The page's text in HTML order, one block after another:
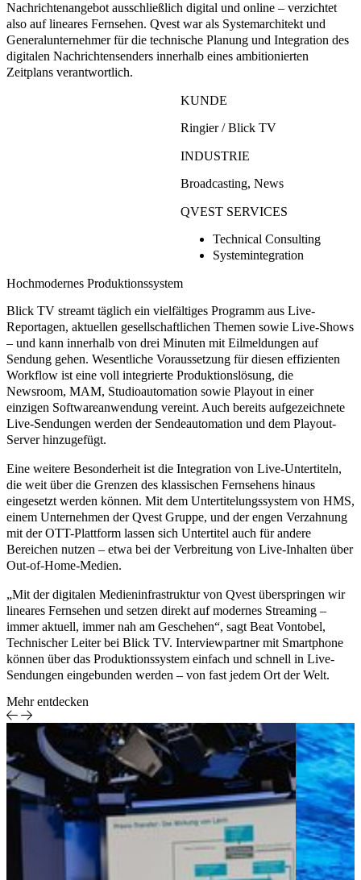
Nachrichtenangebot ausschließlich digital und online – verzichtet
also auf lineares Fernsehen. Qvest war als Systemarchitekt und
Generalunternehmer für die technische Planung und Integration des
digitalen Nachrichtensenders innerhalb eines ambitionierten
Zeitplans verantwortlich.
KUNDE
Ringier / Blick TV
INDUSTRIE
Broadcasting, News
QVEST SERVICES
Technical Consulting
Systemintegration
Hochmodernes Produktionssystem
Blick TV streamt täglich ein vielfältiges Programm aus Live-
Reportagen, aktuellen gesellschaftlichen Themen sowie Live-Shows
– und kann innerhalb von drei Minuten mit Eilmeldungen auf
Sendung gehen. Wesentliche Voraussetzung für diesen effizienten
Workflow ist eine voll integrierte Produktionslösung, die
Newsroom, MAM, Studioautomation sowie Playout in einer
einzigen Softwareanwendung vereint. Auch bereits aufgezeichnete
Live-Sendungen werden der Sendeautomation und dem Playout-
Server hinzugefügt.
Eine weitere Besonderheit ist die Integration von Live-Untertiteln,
die weit über die Grenzen des klassischen Fernsehens hinaus
eingesetzt werden können. Mit dem Untertitelungssystem von HMS,
einem Unternehmen der Qvest Gruppe, und der engen Verzahnung
mit der OTT-Plattform lassen sich Untertitel auch für andere
Bereichen nutzen – etwa bei der Verbreitung von Live-Inhalten über
Out-of-Home-Medien.
„Mit der digitalen Medieninfrastruktur von Qvest überspringen wir
lineares Fernsehen und setzen direkt auf modernes Streaming –
immer aktuell, immer nah am Geschehen“, sagt Beat Vontobel,
Technischer Leiter bei Blick TV. Interviewpartner mit Smartphone
können über das Produktionssystem einfach und schnell in Live-
Sendungen eingebunden werden – von fast jedem Ort der Welt.
Mehr entdecken